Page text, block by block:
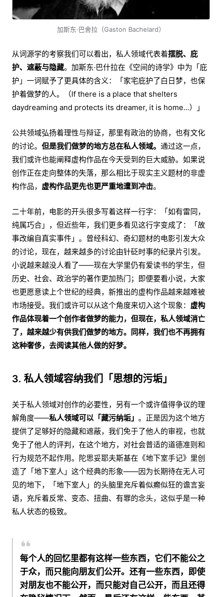
加斯东·巴舍拉（Gaston Bachelard）
从词源学的考察我们可以看出，私人领域代表着摆脱、庇
护、遮蔽与隐藏。加斯东·巴什拉在《空间的诗学》中为「庇
护」一词赋予了更具体的含义：「家宅庇护了白日梦，也保
护着做梦的人。（If there is a place that shelters
daydreaming and protects its dreamer, it is home...）」
公共领域弘扬着理性与辩证，那里有政治的协商，也有文化
的讨论。 但是我们做梦的地方总在私人领域。 通过这一点，
我们或许也能阐释虚构作品在今天受到的巨大威胁。如果说
创作正在走向整体的失落，那么相比于现实主义题材的非虚
构作品， 虚构作品更先也更严重地遭到冲击。
二十年前，电影的开头很多写着这样一行字：「如有雷同，
纯属巧合」，但近些年，我们更多看见这行字变成了：「故
事改编自真实事件」。曾经科幻、奇幻题材的电影引发大众
的讨论，现在，越来越多的讨论由针砭时事的纪录片引发。
小说越来越没人看了——现在大学里仍有爱读书的学生，但
历史、社会、政治学的著作更加热门；即便要看小说，大家
也更愿意读上个世纪的经典，新推出的虚构作品越来越难被
市场接受。我们或许可以从这个角度来切入这个现象： 虚构
作品体现着一个创作者做梦的能力，但现在，私人领域消亡
了，越来越少有供我们做梦的地方。同样，我们也不再拥有
这种奢侈，去阅读其他人做的好梦。
3. 私人领域容纳我们「思想的污垢」
关于私人领域对创作的必要性，另有一个或许值得争议的理
解角度——私人领域可以「藏污纳垢」 。正是因为这个地方
提供了足够好的隐藏和遮蔽，我们免于了他人的审视，也就
免于了他人的评判，在这个地方，对社会普适的道德准则和
行为规范不起作用。陀思妥耶夫斯基在《地下室手记》里创
造了「地下室人」这个经典的形象——因为长期待在无人可
见的地下，「地下室人」的头脑里充斥着似癫似狂的谵言妄
语，充斥着反常、变态、扭曲、有罪的念头，这似乎是一种
私人状态的极致。
每个人的回忆里都有这样一些东西，它们不能公之
于众，而只能向朋友们公开。还有一些东西，即使
对朋友也不能公开，而只能对自己公开，而且还得